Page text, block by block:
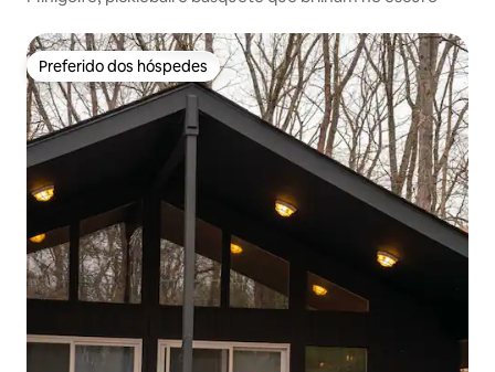
Preferido dos hóspedes
Preferido dos hóspedes